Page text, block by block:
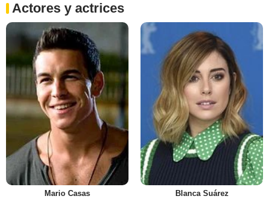
Actores y actrices
Mario Casas Blanca Suárez